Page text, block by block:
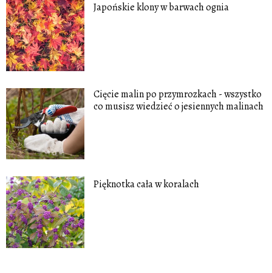
Japońskie klony w barwach ognia
Cięcie malin po przymrozkach - wszystko
co musisz wiedzieć o jesiennych malinach
Pięknotka cała w koralach